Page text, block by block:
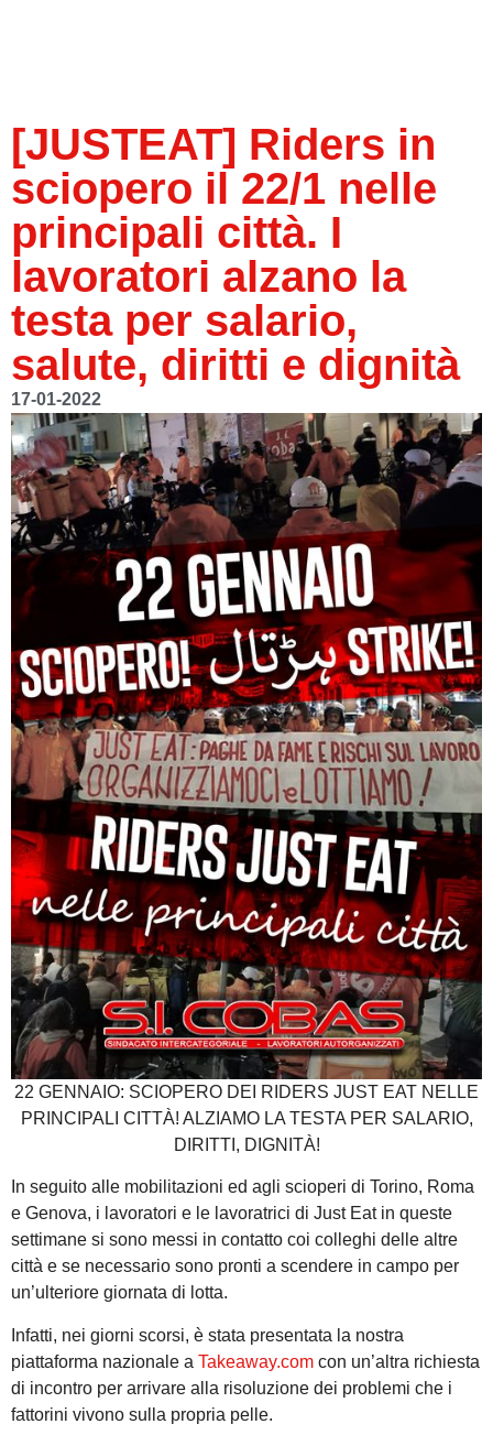
[JUSTEAT] Riders in
sciopero il 22/1 nelle
principali città. I
lavoratori alzano la
testa per salario,
salute, diritti e dignità
17-01-2022
22 GENNAIO: SCIOPERO DEI RIDERS JUST EAT NELLE
PRINCIPALI CITTÀ! ALZIAMO LA TESTA PER SALARIO,
DIRITTI, DIGNITÀ!
In seguito alle mobilitazioni ed agli scioperi di Torino, Roma
e Genova, i lavoratori e le lavoratrici di Just Eat in queste
settimane si sono messi in contatto coi colleghi delle altre
città e se necessario sono pronti a scendere in campo per
un’ulteriore giornata di lotta.
Infatti, nei giorni scorsi, è stata presentata la nostra
piattaforma nazionale a Takeaway.com con un’altra richiesta
di incontro per arrivare alla risoluzione dei problemi che i
fattorini vivono sulla propria pelle.